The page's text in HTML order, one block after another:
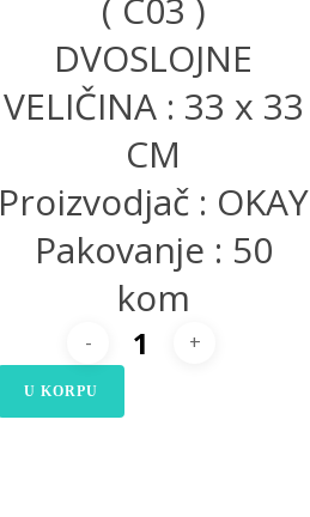
( C03 )
DVOSLOJNE
VELIČINA : 33 x 33
CM
Proizvodjač : OKAY
Pakovanje : 50
kom
U KORPU